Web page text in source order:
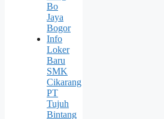
Bо
Jaya
Bogor
Info
Loker
Baru
SMK
Cikarang
PT
Tujuh
Bintang